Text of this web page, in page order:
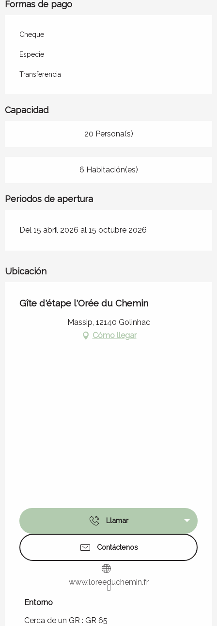
Formas de pago
Cheque
Especie
Transferencia
Capacidad
20 Persona(s)
6 Habitación(es)
Periodos de apertura
Del 15 abril 2026 al 15 octubre 2026
Ubicación
Gîte d'étape l'Orée du Chemin
Massip, 12140 Golinhac
Cómo llegar
Llamar
Contáctenos
www.loreeduchemin.fr
Entorno
Entorno
Cerca de un GR : GR 65